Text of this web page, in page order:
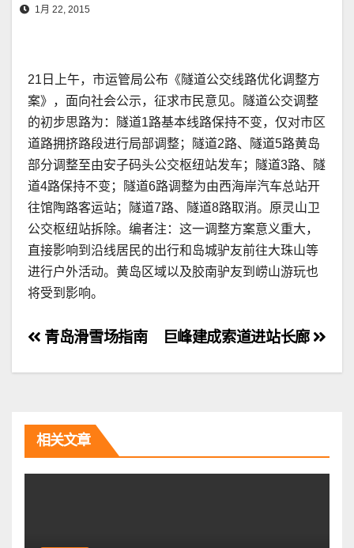
1月 22, 2015
21日上午，市运管局公布《隧道公交线路优化调整方
案》，面向社会公示，征求市民意见。隧道公交调整
的初步思路为：隧道1路基本线路保持不变，仅对市区
道路拥挤路段进行局部调整；隧道2路、隧道5路黄岛
部分调整至由安子码头公交枢纽站发车；隧道3路、隧
道4路保持不变；隧道6路调整为由西海岸汽车总站开
往馆陶路客运站；隧道7路、隧道8路取消。原灵山卫
公交枢纽站拆除。编者注：这一调整方案意义重大，
直接影响到沿线居民的出行和岛城驴友前往大珠山等
进行户外活动。黄岛区域以及胶南驴友到崂山游玩也
将受到影响。
文
章
航
巨峰建成索道进站长廊
青岛滑雪场指南
相关文章